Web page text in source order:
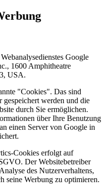
Google
1600 Amphitheatre
USA.
"Cookies". Das sind
gespeichert werden und die
durch Sie ermöglichen.
über Ihre Benutzung
einen Server von Google in
Cookies erfolgt auf
Der Websitebetreiber
des Nutzerverhaltens,
seine Werbung zu optimieren.